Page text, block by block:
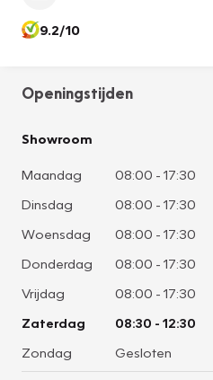
9.2/10
Openingstijden
Showroom
Maandag 08:00 - 17:30
Dinsdag
08:00 - 17:30
Woensdag
08:00 - 17:30
Donderdag
08:00 - 17:30
Vrijdag
08:00 - 17:30
Zaterdag
08:30 - 12:30
Zondag
Gesloten